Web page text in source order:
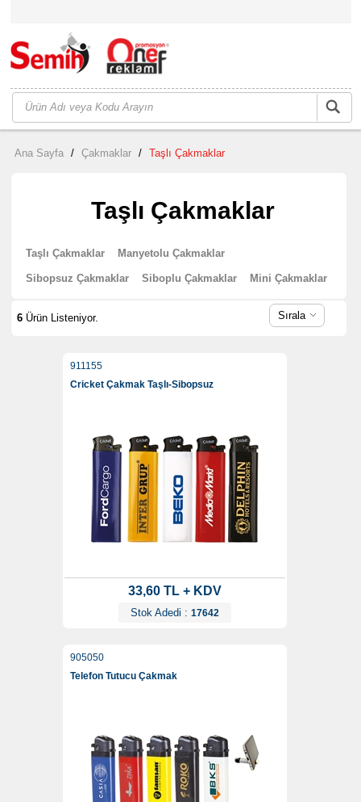
Ana Sayfa / Çakmaklar / Taşlı Çakmaklar
Taşlı Çakmaklar
Taşlı Çakmaklar Manyetolu Çakmaklar
Sibopsuz Çakmaklar Siboplu Çakmaklar Mini Çakmaklar
6Ürün Listeniyor. Sırala
911155
Cricket Çakmak Taşlı-Sibopsuz
33,60 TL + KDV
Stok Adedi : 17642
905050
Telefon Tutucu Çakmak